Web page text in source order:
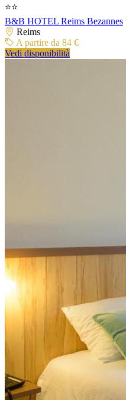
⭐⭐
B&B HOTEL Reims Bezannes
Reims
A partire da 84 €
Vedi disponibilità